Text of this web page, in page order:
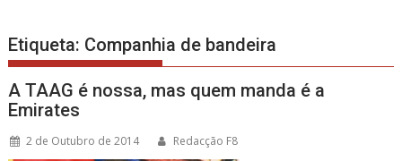
Etiqueta: Companhia de bandeira
A TAAG é nossa, mas quem manda é a
Emirates
2 de Outubro de 2014 Redacção F8